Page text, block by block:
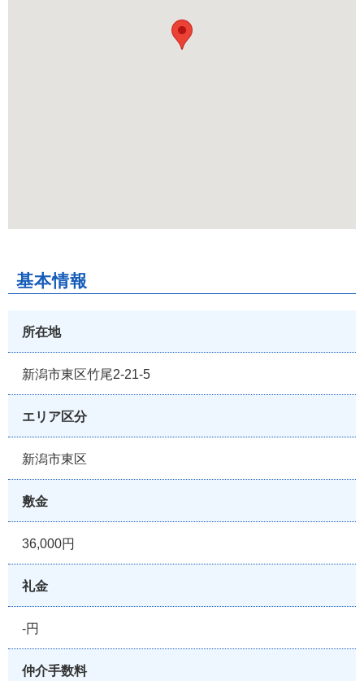
基本情報
所在地
新潟市東区竹尾2-21-5
エリア区分
新潟市東区
敷金
36,000円
礼金
-円
仲介手数料